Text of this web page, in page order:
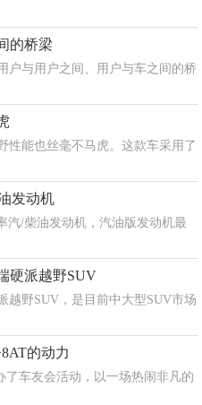
的桥梁
户与用户之间、用户与车之间的桥
性能也丝毫不马虎。这款车采用了
发动机
汽/柴油发动机，汽油版发动机最
硬派越野SUV
越野SUV，是目前中大型SUV市场
的动力
车友会活动，以一场热闹非凡的